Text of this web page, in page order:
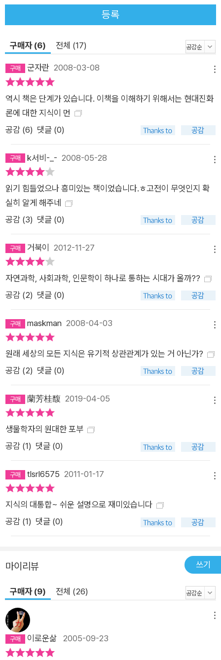
등록
구매자 (6) 전체 (17)
군자란 2008-03-08
역시 책은 단계가 있습니다. 이책을 이해하기 위해서는 현대진화
론에 대한 지식이 먼
공감 (6) 댓글 (0)
k서비-_- 2008-05-28
읽기 힘들었으나 흥미있는 책이었습니다.ㅎ고전이 무엇인지 확
실히 알게 해주네
공감 (3) 댓글 (0)
거북이 2012-11-27
자연과학, 사회과학, 인문학이 하나로 통하는 시대가 올까??
공감 (2) 댓글 (0)
maskman 2008-04-03
원래 세상의 모든 지식은 유기적 상관관계가 있는 거 아닌가?
공감 (2) 댓글 (0)
蘭芳桂馥 2019-04-05
생물학자의 원대한 포부
공감 (1) 댓글 (0)
tlsrl6575 2011-01-17
지식의 대통합~ 쉬운 설명으로 재미있습니다
공감 (1) 댓글 (0)
마이리뷰 쓰기
구매자 (9) 전체 (26)
이로운삶 2005-09-23